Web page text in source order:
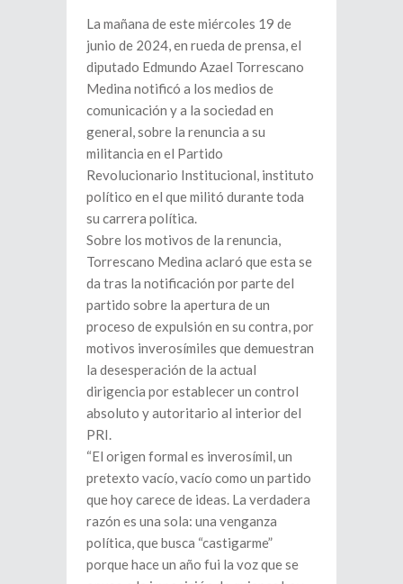
La mañana de este miércoles 19 de
junio de 2024, en rueda de prensa, el
diputado Edmundo Azael Torrescano
Medina notificó a los medios de
comunicación y a la sociedad en
general, sobre la renuncia a su
militancia en el Partido
Revolucionario Institucional, instituto
político en el que militó durante toda
su carrera política.
Sobre los motivos de la renuncia,
Torrescano Medina aclaró que esta se
da tras la notificación por parte del
partido sobre la apertura de un
proceso de expulsión en su contra, por
motivos inverosímiles que demuestran
la desesperación de la actual
dirigencia por establecer un control
absoluto y autoritario al interior del
PRI.
“El origen formal es inverosímil, un
pretexto vacío, vacío como un partido
que hoy carece de ideas. La verdadera
razón es una sola: una venganza
política, que busca “castigarme”
porque hace un año fui la voz que se